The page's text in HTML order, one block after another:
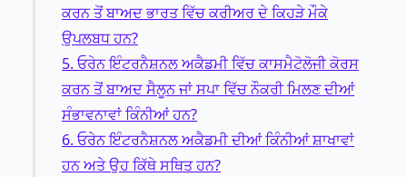
ਕਰਨ ਤੋਂ ਬਾਅਦ ਭਾਰਤ ਵਿੱਚ ਕਰੀਅਰ ਦੇ ਕਿਹੜੇ ਮੌਕੇ
ਉਪਲਬਧ ਹਨ?
5. ਓਰੇਨ ਇੰਟਰਨੈਸ਼ਨਲ ਅਕੈਡਮੀ ਵਿੱਚ ਕਾਸਮੈਟੋਲੋਜੀ ਕੋਰਸ
ਕਰਨ ਤੋਂ ਬਾਅਦ ਸੈਲੂਨ ਜਾਂ ਸਪਾ ਵਿੱਚ ਨੌਕਰੀ ਮਿਲਣ ਦੀਆਂ
ਸੰਭਾਵਨਾਵਾਂ ਕਿੰਨੀਆਂ ਹਨ?
6. ਓਰੇਨ ਇੰਟਰਨੈਸ਼ਨਲ ਅਕੈਡਮੀ ਦੀਆਂ ਕਿੰਨੀਆਂ ਸ਼ਾਖਾਵਾਂ
ਹਨ ਅਤੇ ਉਹ ਕਿੱਥੇ ਸਥਿਤ ਹਨ?